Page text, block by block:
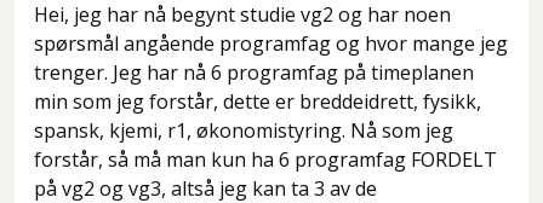
Hei, jeg har nå begynt studie vg2 og har noen
spørsmål angående programfag og hvor mange jeg
trenger. Jeg har nå 6 programfag på timeplanen
min som jeg forstår, dette er breddeidrett, fysikk,
spansk, kjemi, r1, økonomistyring. Nå som jeg
forstår, så må man kun ha 6 programfag FORDELT
på vg2 og vg3, altså jeg kan ta 3 av de